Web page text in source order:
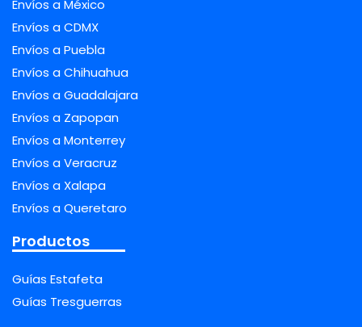
Envíos a México
Envíos a CDMX
Envíos a Puebla
Envíos a Chihuahua
Envíos a Guadalajara
Envíos a Zapopan
Envíos a Monterrey
Envíos a Veracruz
Envíos a Xalapa
Envíos a Queretaro
Productos
Guías Estafeta
Guías Tresguerras